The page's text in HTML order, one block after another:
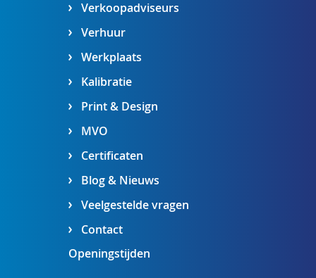
Verkoopadviseurs
Verhuur
Werkplaats
Kalibratie
Print & Design
MVO
Certificaten
Blog & Nieuws
Veelgestelde vragen
Contact
Openingstijden